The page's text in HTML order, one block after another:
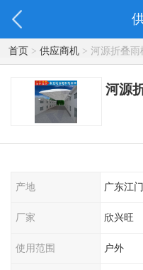
首页> 供应商机> 河源折叠雨
河源
产地 广东江门
厂家 欣兴旺
使用范围 户外